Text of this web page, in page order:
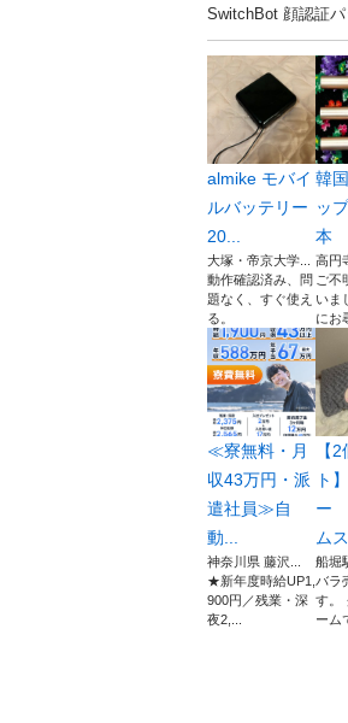
SwitchBot 顔認証
almike モバイ
ルバッテリー
20...
大塚・帝京大学...
動作確認済み、問
題なく、すぐ使え
る。
韓
ッ
本
高円
ご不
いま
にお
≪寮無料・月
収43万円・派
遣社員≫自
動...
神奈川県 藤沢...
★新年度時給UP1,
900円／残業・深
夜2,...
【
ト
ー
ムス
船堀
バラ
す。
ーム